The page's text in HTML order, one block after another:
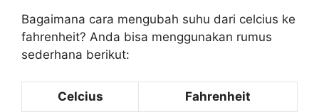
Bagaimana cara mengubah suhu dari celcius ke
fahrenheit? Anda bisa menggunakan rumus
sederhana berikut:
Celcius Fahrenheit